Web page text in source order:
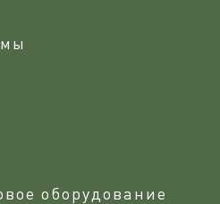
оборудование